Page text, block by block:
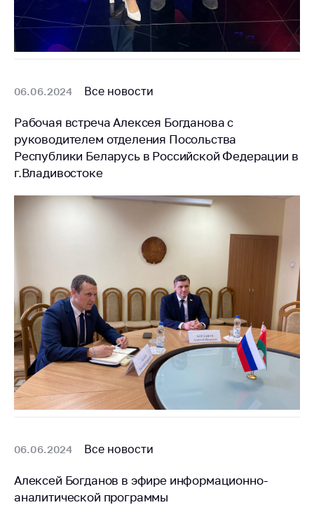
06.06.2024 Все новости
Рабочая встреча Алексея Богданова с
руководителем отделения Посольства
Республики Беларусь в Российской Федерации в
г.Владивостоке
06.06.2024 Все новости
Алексей Богданов в эфире информационно-
аналитической программы